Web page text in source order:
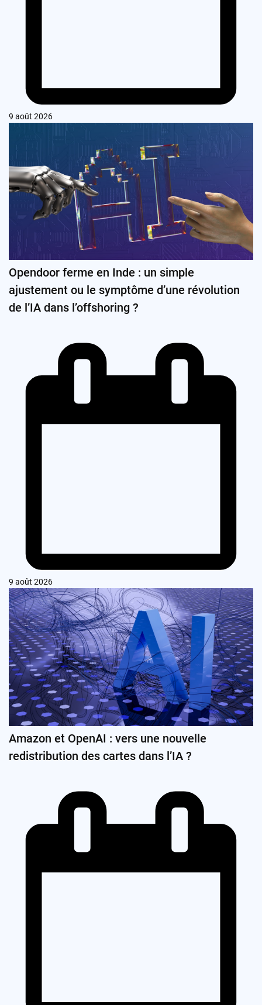
9 août 2026
Opendoor ferme en Inde : un simple
ajustement ou le symptôme d’une révolution
de l’IA dans l’offshoring ?
9 août 2026
Amazon et OpenAI : vers une nouvelle
redistribution des cartes dans l’IA ?